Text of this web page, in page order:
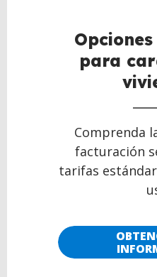
para
Comprenda
facturación
tarifas